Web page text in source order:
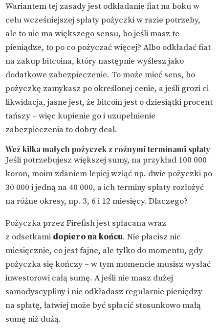
Wariantem tej zasady jest odkładanie fiat na boku w
celu wcześniejszej spłaty pożyczki w razie potrzeby,
ale to nie ma większego sensu, bo jeśli masz te
pieniądze, to po co pożyczać więcej? Albo odkładać fiat
na zakup bitcoina, który następnie wyślesz jako
dodatkowe zabezpieczenie. To może mieć sens, bo
pożyczkę zamykasz po określonej cenie, a jeśli grozi ci
likwidacja, jasne jest, że bitcoin jest o dziesiątki procent
tańszy – więc kupienie go i uzupełnienie
zabezpieczenia to dobry deal.
Weź kilka małych pożyczek z różnymi terminami spłaty
Jeśli potrzebujesz większej sumy, na przykład 100 000
koron, moim zdaniem lepiej wziąć np. dwie pożyczki po
30 000 i jedną na 40 000, a ich terminy spłaty rozłożyć
na różne okresy, np. 3, 6 i 12 miesięcy. Dlaczego?
Pożyczka przez Firefish jest spłacana wraz
z odsetkami dopiero na końcu. Nie płacisz nic
miesięcznie, co jest fajne, ale tylko do momentu, gdy
pożyczka się kończy – w tym momencie musisz wysłać
inwestorowi całą sumę. A jeśli nie masz dużej
samodyscypliny i nie odkładasz regularnie pieniędzy
na spłatę, łatwiej może być spłacić stosunkowo małą
sumę niż dużą.